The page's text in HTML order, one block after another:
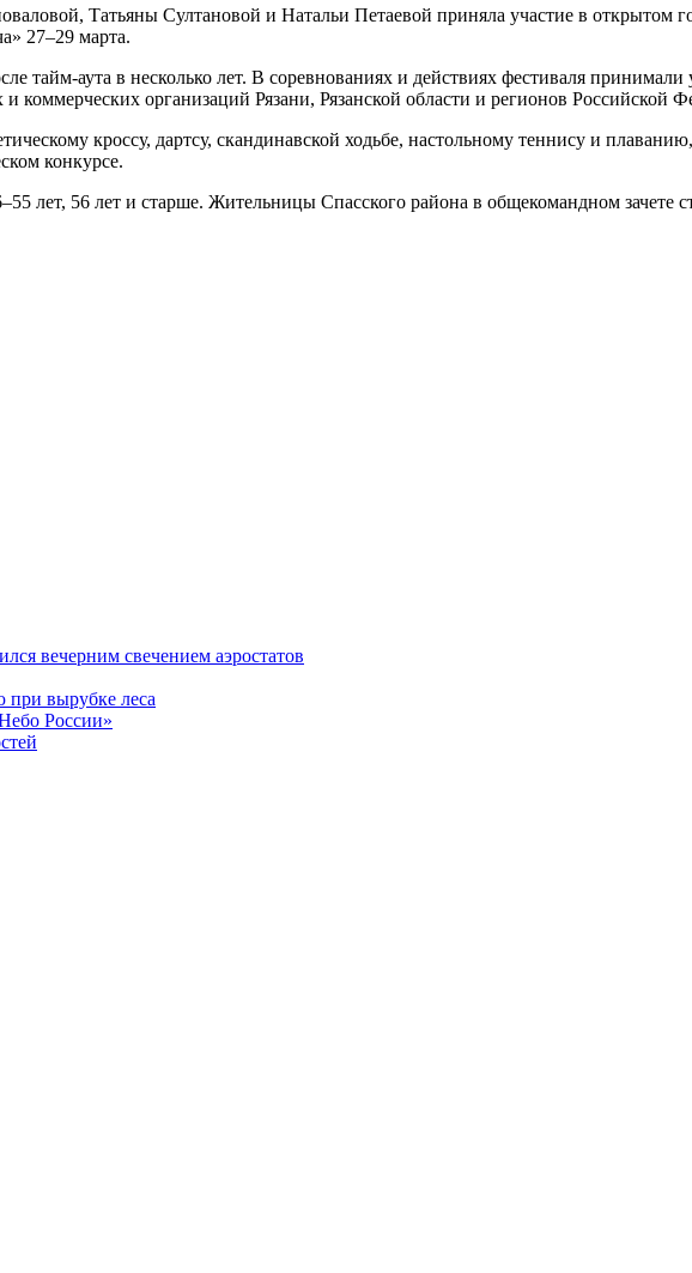
Татьяны Султановой и Натальи Петаевой приняла участие в открытом
27–29 марта.
тайм-аута в несколько лет. В соревнованиях и действиях фестиваля
организаций Рязани, Рязанской области и регионов Российской
кроссу, дартсу, скандинавской ходьбе, настольному теннису и
конкурсе.
лет, 56 лет и старше. Жительницы Спасского района в общекомандном зачете
вечерним свечением аэростатов
при вырубке леса
России»